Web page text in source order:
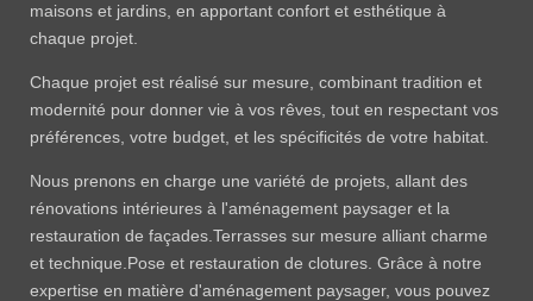
maisons et jardins, en apportant confort et esthétique à
chaque projet.
Chaque projet est réalisé sur mesure, combinant tradition et
modernité pour donner vie à vos rêves, tout en respectant vos
préférences, votre budget, et les spécificités de votre habitat.
Nous prenons en charge une variété de projets, allant des
rénovations intérieures à l'aménagement paysager et la
restauration de façades.Terrasses sur mesure alliant charme
et technique.Pose et restauration de clotures. Grâce à notre
expertise en matière d'aménagement paysager, vous pouvez